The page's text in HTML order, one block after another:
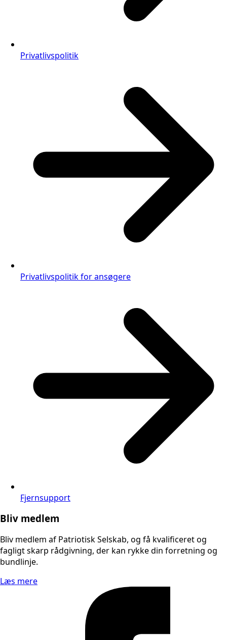
Privatlivspolitik
Privatlivspolitik for ansøgere
Fjernsupport
Bliv medlem
Bliv medlem af Patriotisk Selskab, og få kvalificeret og
fagligt skarp rådgivning, der kan rykke din forretning og
bundlinje.
Læs mere